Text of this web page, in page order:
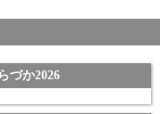
づか2026